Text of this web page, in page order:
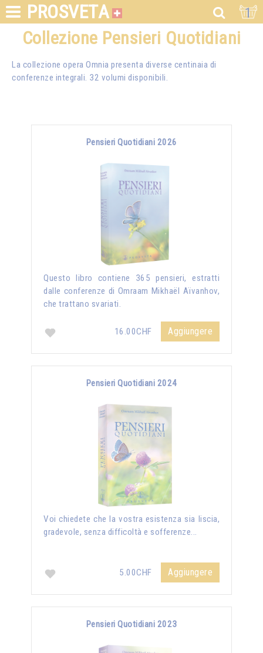
PROSVETA 1
Collezione Pensieri Quotidiani
La collezione opera Omnia presenta diverse centinaia di
conferenze integrali. 32 volumi disponibili.
Pensieri Quotidiani 2026
Questo libro contiene 365 pensieri, estratti
dalle conferenze di Omraam Mikhaël Aïvanhov,
che trattano svariati.
16.00CHF Aggiungere
Pensieri Quotidiani 2024
Voi chiedete che la vostra esistenza sia liscia,
gradevole, senza difficoltà e sofferenze...
5.00CHF Aggiungere
Pensieri Quotidiani 2023